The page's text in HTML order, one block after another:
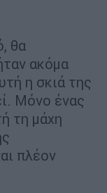
θα
ακόμα
η σκιά της
Μόνο ένας
τη μάχη
πλέον